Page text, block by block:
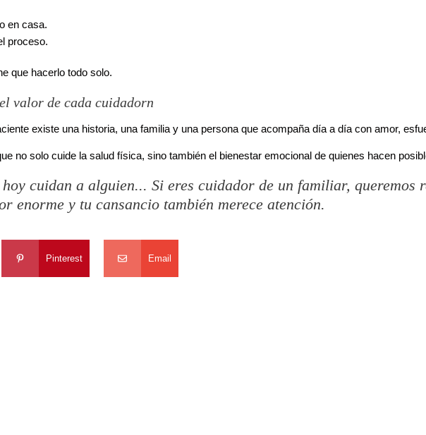
en casa.
proceso.
que hacerlo todo solo.
valor de cada cuidadorn
existe una historia, una familia y una persona que acompaña día a día con amor,
no solo cuide la salud física, sino también el bienestar emocional de quienes hacen
cuidan a alguien... Si eres cuidador de un familiar,
enorme y tu cansancio también merece atención.
Pinterest Email